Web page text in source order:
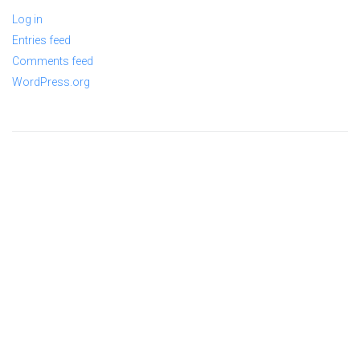
Log in
Entries feed
Comments feed
WordPress.org